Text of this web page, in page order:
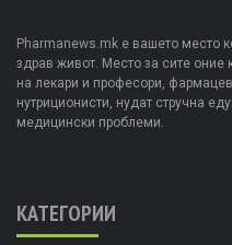
Pharmanews.mk е вашето место
здрав живот. Место за сите оние
на лекари и професори,
нутриционисти, нудат стручна
медицински проблеми.
КАТЕГОРИИ